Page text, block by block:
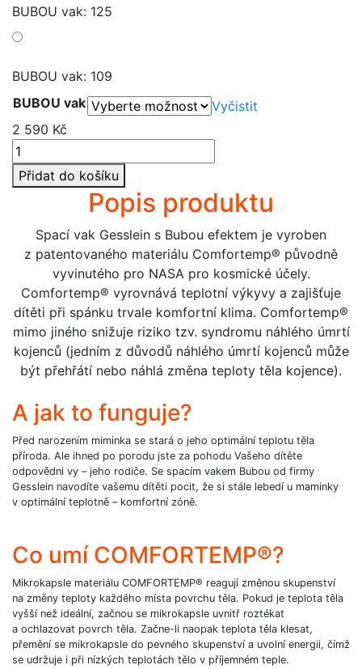
BUBOU vak: 125
BUBOU vak: 109
BUBOU vak
Vyčistit
2 590 Kč
Gesslein
Bubou
vel.
množství
Přidat do košíku
Popis produktu
Spací vak Gesslein s Bubou efektem je vyroben
z patentovaného materiálu Comfortemp® původně
vyvinutého pro NASA pro kosmické účely.
Comfortemp® vyrovnává teplotní výkyvy a zajišťuje
dítěti při spánku trvale komfortní klima. Comfortemp®
mimo jiného snižuje riziko tzv. syndromu náhlého úmrtí
kojenců (jedním z důvodů náhlého úmrtí kojenců může
být přehřátí nebo náhlá změna teploty těla kojence).
A jak to funguje?
Před narozením miminka se stará o jeho optimální teplotu těla
příroda. Ale ihned po porodu jste za pohodu Vašeho dítěte
odpovědni vy – jeho rodiče. Se spacím vakem Bubou od firmy
Gesslein navodíte vašemu dítěti pocit, že si stále lebedí u maminky
v optimální teplotně – komfortní zóně.
Co umí COMFORTEMP®?
Mikrokapsle materiálu COMFORTEMP® reagují změnou skupenství
na změny teploty každého místa povrchu těla. Pokud je teplota těla
vyšší než ideální, začnou se mikrokapsle uvnitř roztékat
a ochlazovat povrch těla. Začne-li naopak teplota těla klesat,
přemění se mikrokapsle do pevného skupenství a uvolní energii, čímž
se udržuje i při nízkých teplotách tělo v příjemném teple.